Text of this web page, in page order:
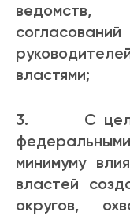
властями;
3. С целью
минимуму
властей
округов,